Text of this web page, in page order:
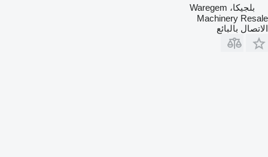
بلجيكا، Waregem
Machinery Resale
الاتصال بالبائع